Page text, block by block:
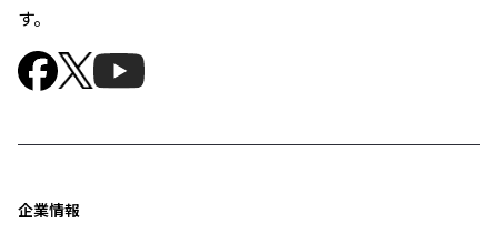
す。
企業情報